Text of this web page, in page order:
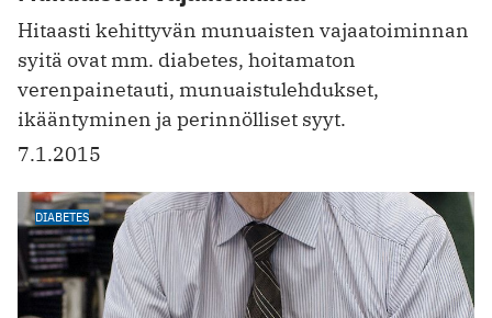
Hitaasti kehittyvän munuaisten vajaatoiminnan
syitä ovat mm. diabetes, hoitamaton
verenpainetauti, munuaistulehdukset,
ikääntyminen ja perinnölliset syyt.
7.1.2015
DIABETES